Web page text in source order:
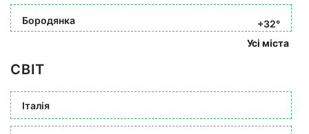
Бородянка
+32°
Усі міста
СВІТ
Італія